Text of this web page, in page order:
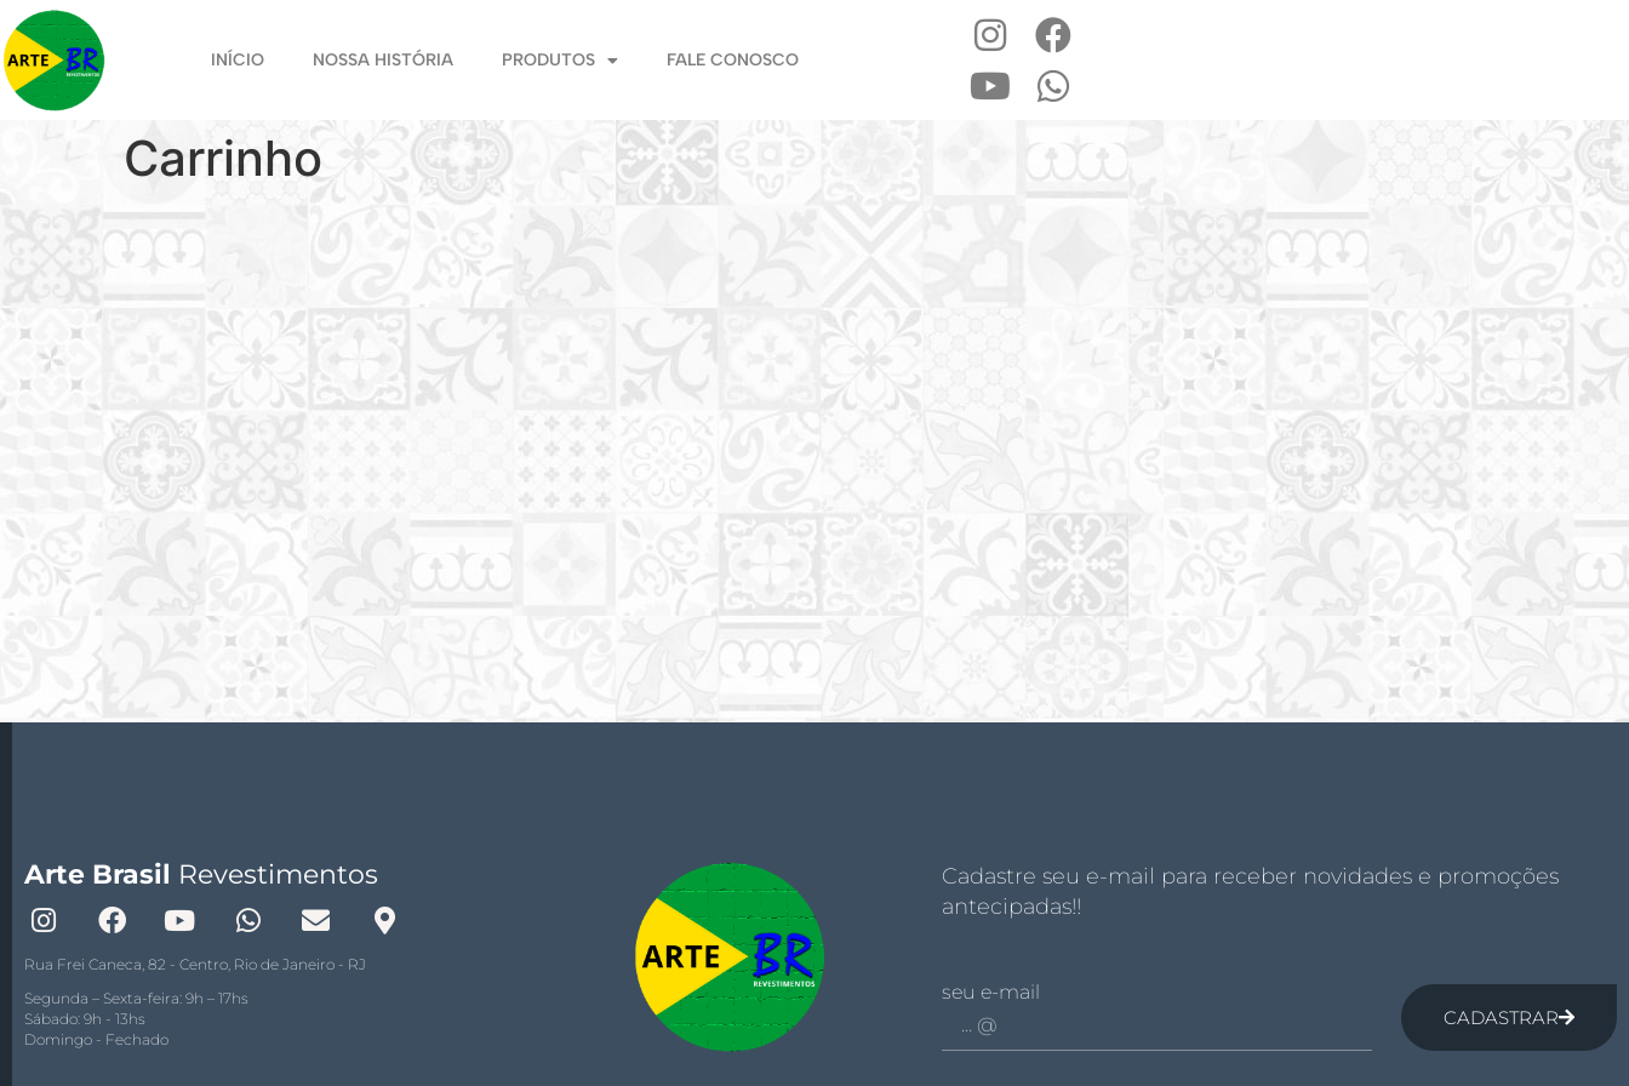
INÍCIO NOSSA HISTÓRIA PRODUTOS FALE CONOSCO
Carrinho
Arte Brasil Revestimentos
Rua Frei Caneca, 82 - Centro, Rio de Janeiro - RJ
Segunda – Sexta-feira: 9h – 17hs
Sábado: 9h - 13hs
Domingo - Fechado
Cadastre seu e-mail para receber novidades e promoções
antecipadas!!
seu e-mail
CADASTRAR